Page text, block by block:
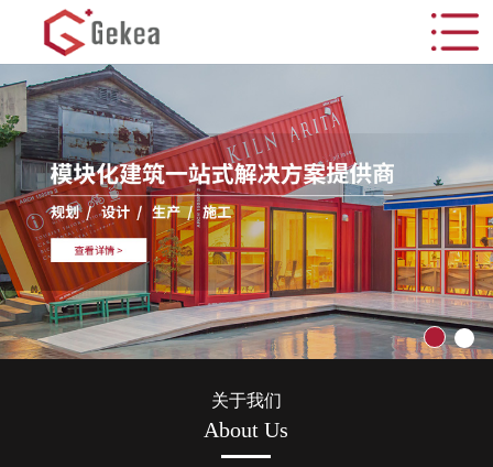
关于我们
About Us